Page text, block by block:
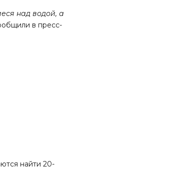
над водой, а
в пресс-
найти 20-